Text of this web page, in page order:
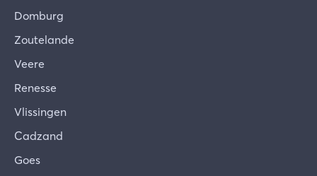
Domburg
Zoutelande
Veere
Renesse
Vlissingen
Cadzand
Goes